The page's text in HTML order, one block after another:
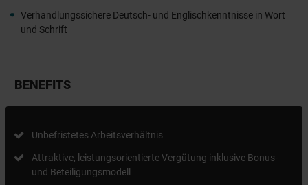
Verhandlungssichere Deutsch- und Englischkenntnisse in Wort
und Schrift
BENEFITS
Unbefristetes Arbeitsverhältnis
Attraktive, leistungsorientierte Vergütung inklusive Bonus-
und Beteiligungsmodell